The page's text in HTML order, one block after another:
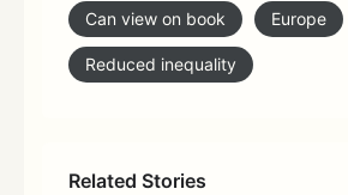
Can view on book Europe
Reduced inequality
Related Stories